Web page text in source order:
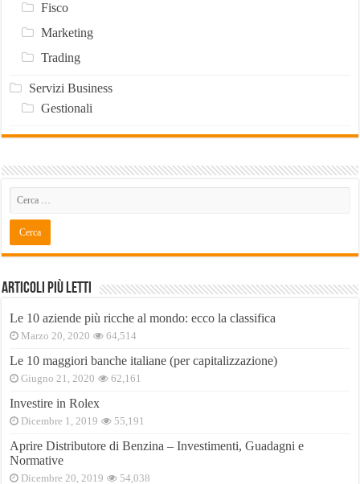
Fisco
Marketing
Trading
Servizi Business
Gestionali
Articoli Più Letti
Le 10 aziende più ricche al mondo: ecco la classifica
Marzo 20, 2020 64,514
Le 10 maggiori banche italiane (per capitalizzazione)
Giugno 21, 2020 62,161
Investire in Rolex
Dicembre 1, 2019 55,191
Aprire Distributore di Benzina – Investimenti, Guadagni e
Normative
Dicembre 20, 2019 54,038